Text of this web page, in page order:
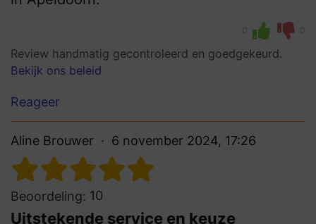
0 0
Review handmatig gecontroleerd en goedgekeurd.
Bekijk ons beleid
Reageer
Aline Brouwer 6 november 2024, 17:26
Beoordeling: 10
Uitstekende service en keuze